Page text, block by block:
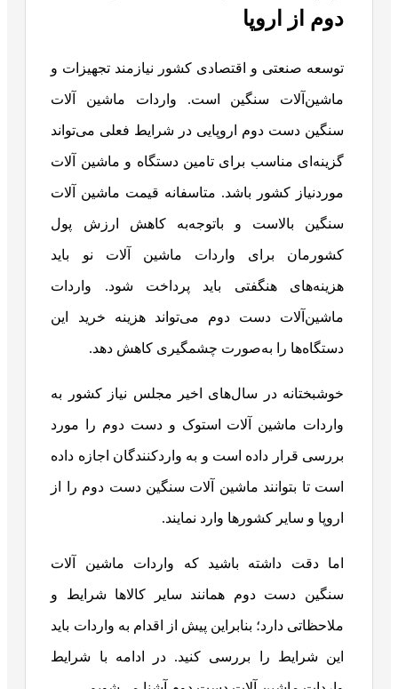
دوم از اروپا
توسعه صنعتی و اقتصادی کشور نیازمند تجهیزات و
ماشین‌آلات سنگین است. واردات ماشین‌ آلات
سنگین دست دوم اروپایی در شرایط فعلی می‌تواند
گزینه‌ای مناسب برای تامین دستگاه و ماشین آلات
موردنیاز کشور باشد. متاسفانه قیمت ماشین آلات
سنگین بالاست و باتوجه‌به کاهش ارزش پول
کشورمان برای واردات ماشین آلات نو باید
هزینه‌های هنگفتی باید پرداخت شود. واردات
ماشین‌آلات دست دوم می‌تواند هزینه خرید این
دستگاه‌ها را به‌صورت چشمگیری کاهش دهد.
خوشبختانه در سال‌های اخیر مجلس نیاز کشور به
واردات ماشین آلات استوک و دست دوم را مورد
بررسی قرار داده است و به واردکنندگان اجازه داده
است تا بتوانند ماشین آلات سنگین دست دوم را از
اروپا و سایر کشورها وارد نمایند.
اما دقت داشته باشید که واردات ماشین آلات
سنگین دست دوم همانند سایر کالاها شرایط و
ملاحظاتی دارد؛ بنابراین پیش از اقدام به واردات باید
این شرایط را بررسی کنید. در ادامه با شرایط